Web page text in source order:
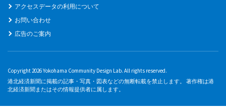
アクセスデータの利用について
お問い合わせ
広告のご案内
Copyright 2026 Yokohama Community Design Lab. All rights reserved.
港北経済新聞に掲載の記事・写真・図表などの無断転載を禁止します。 著作権は港
北経済新聞またはその情報提供者に属します。